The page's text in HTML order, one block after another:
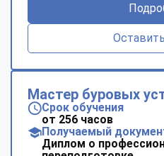
Мастер буровых
Срок обучения
от 256 часов
Получаемый
Диплом о